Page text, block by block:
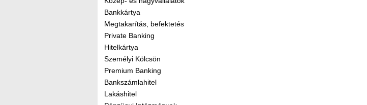
Bankkártya
Megtakarítás, befektetés
Private Banking
Hitelkártya
Személyi Kölcsön
Premium Banking
Bankszámlahitel
Lakáshitel